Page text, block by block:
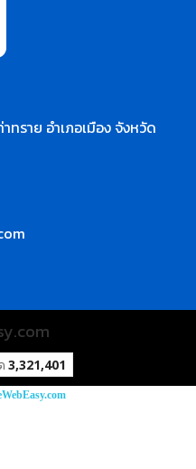
ทราย อำเภอเมือง จังหวัด
3,321,401